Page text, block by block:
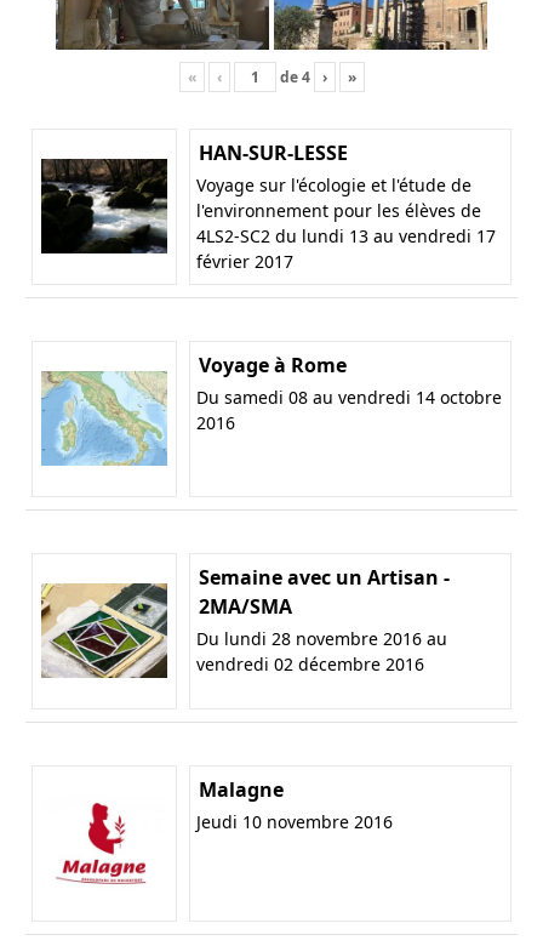
« ‹ de4 › »
HAN-SUR-LESSE
Voyage sur l'écologie et l'étude de
l'environnement pour les élèves de
4LS2-SC2 du lundi 13 au vendredi 17
février 2017
Voyage à Rome
Du samedi 08 au vendredi 14 octobre
2016
Semaine avec un Artisan -
2MA/SMA
Du lundi 28 novembre 2016 au
vendredi 02 décembre 2016
Malagne
Jeudi 10 novembre 2016